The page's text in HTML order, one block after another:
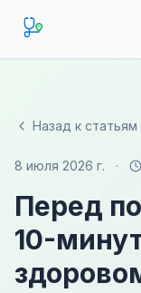
Назад к статьям
8 июля 2026 г. ·
Перед
10-